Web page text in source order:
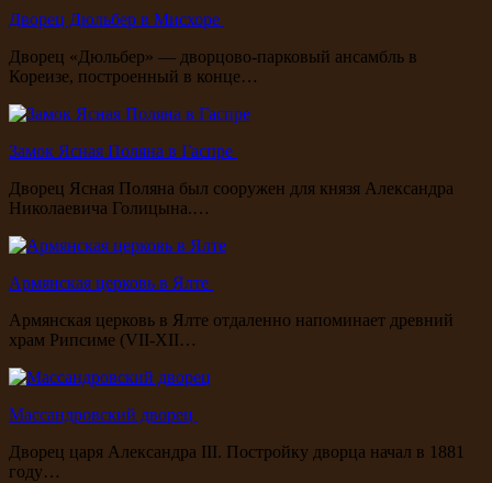
Дворец Дюльбер в Мисхоре
Дворец «Дюльбер» — дворцово-парковый ансамбль в
Кореизе, построенный в конце…
Замок Ясная Поляна в Гаспре
Дворец Ясная Поляна был сооружен для князя Александра
Николаевича Голицына.…
Армянская церковь в Ялте
Армянская церковь в Ялте отдаленно напоминает древний
храм Рипсиме (VII-XII…
Массандровский дворец
Дворец царя Александра III. Постройку дворца начал в 1881
году…